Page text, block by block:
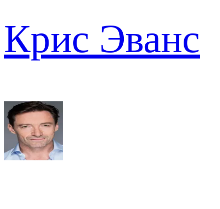
Крис Эванс